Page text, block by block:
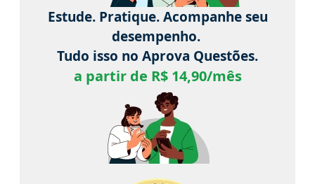
Estude. Pratique. Acompanhe seu
desempenho.
Tudo isso no Aprova Questões.
a partir de R$ 14,90/mês